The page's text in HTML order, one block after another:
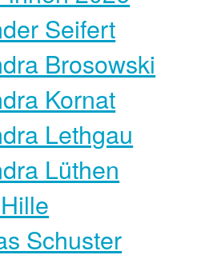
Seifert
Brosowski
Kornat
Lethgau
Lüthen
Schuster